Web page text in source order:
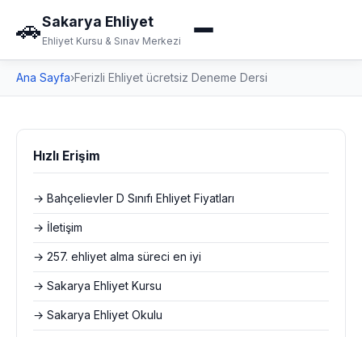
🚗Sakarya Ehliyet
Ehliyet Kursu & Sınav Merkezi
Ana Sayfa›Ferizli Ehliyet ücretsiz Deneme Dersi
Hızlı Erişim
→ Bahçelievler D Sınıfı Ehliyet Fiyatları
→ İletişim
→ 257. ehliyet alma süreci en iyi
→ Sakarya Ehliyet Kursu
→ Sakarya Ehliyet Okulu